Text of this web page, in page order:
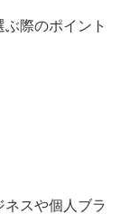
際のポイント
スや個人ブラ